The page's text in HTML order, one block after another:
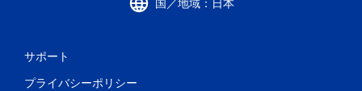
国／地域：日本
サポート
プライバシーポリシー